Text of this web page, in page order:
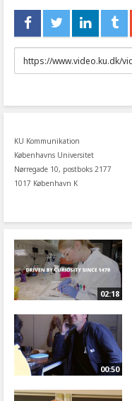
URL
to
KU Kommunikation
Københavns Universitet
Nørregade 10, postboks 2177
1017 København K
02:18
00:50